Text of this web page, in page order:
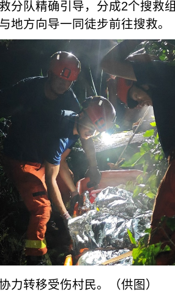
分队精确引导，分成2个搜救
地方向导一同徒步前往搜救。
力转移受伤村民。（供图）